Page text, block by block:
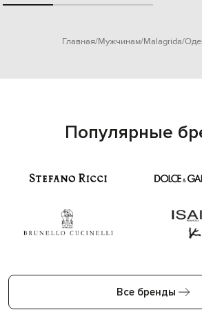
Главная Мужчинам Malagrida
Популярные
Все бренды